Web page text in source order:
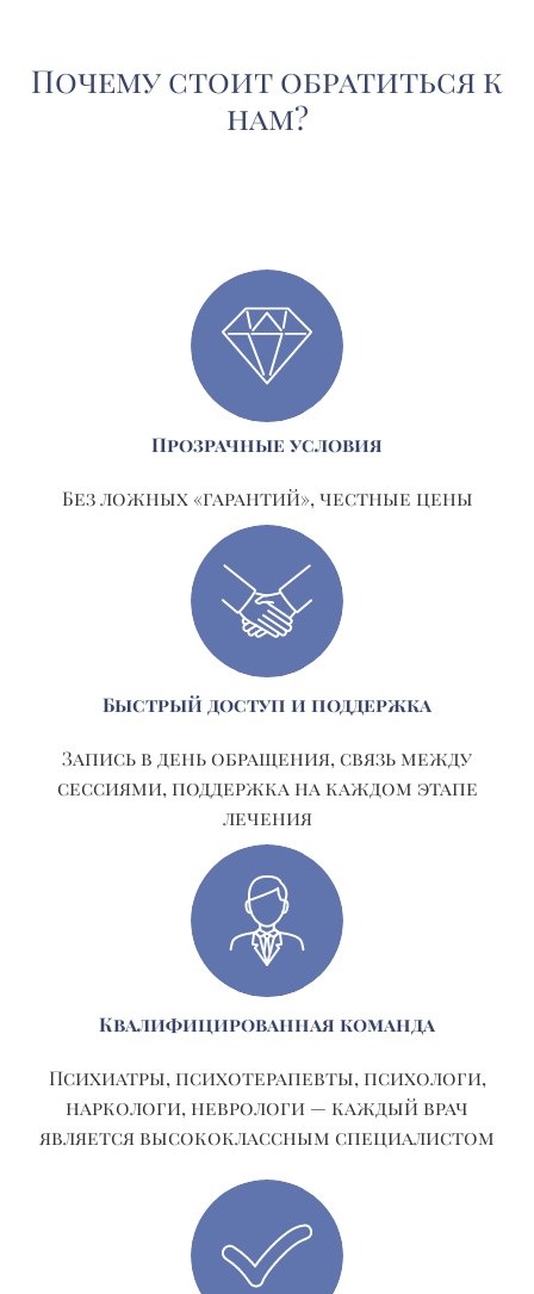
Почему стоит обратиться к
нам?
Прозрачные условия
Без ложных «гарантий», честные цены
Быстрый доступ и поддержка
Запись в день обращения, связь между
сессиями, поддержка на каждом этапе
лечения
Квалифицированная команда
Психиатры, психотерапевты, психологи,
наркологи, неврологи — каждый врач
является высококлассным специалистом